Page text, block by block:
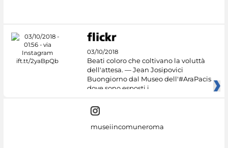
03/10/2018
Beati coloro che coltivano la voluttà
dell'attesa. — Jean Josipovici
Buongiorno dal Museo dell'#AraPacis
dove sono esposti i
museiincomuneroma